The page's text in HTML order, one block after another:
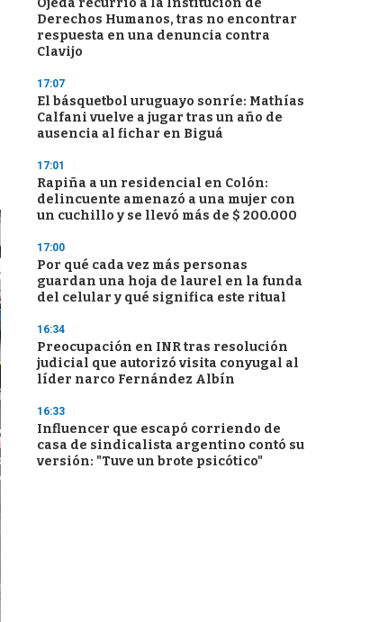
Ojeda recurrió a la Institución de
Derechos Humanos, tras no encontrar
respuesta en una denuncia contra
Clavijo
17:07
El básquetbol uruguayo sonríe: Mathías
Calfani vuelve a jugar tras un año de
ausencia al fichar en Biguá
17:01
Rapiña a un residencial en Colón:
delincuente amenazó a una mujer con
un cuchillo y se llevó más de $ 200.000
17:00
Por qué cada vez más personas
guardan una hoja de laurel en la funda
del celular y qué significa este ritual
16:34
Preocupación en INR tras resolución
judicial que autorizó visita conyugal al
líder narco Fernández Albín
16:33
Influencer que escapó corriendo de
casa de sindicalista argentino contó su
versión: "Tuve un brote psicótico"